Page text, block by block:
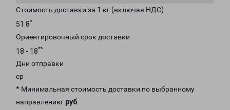
Стоимость доставки за 1 кг (включая НДС)
51.8*
Ориентировочный срок доставки
18 - 18**
Дни отправки
ср
* Минимальная стоимость доставки по выбранному
направлению: руб.